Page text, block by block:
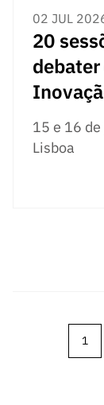
02 JUL
20
15 e 16
Lisboa
Posts1